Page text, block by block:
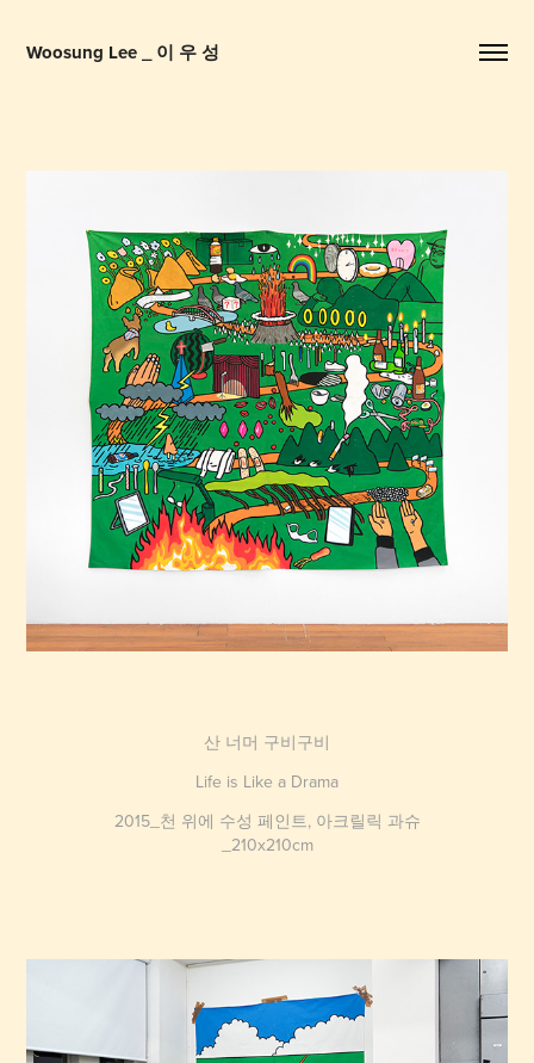
Woosung Lee _ 이 우 성
산 너머 구비구비
Life is Like a Drama
2015_천 위에 수성 페인트, 아크릴릭 과슈
_210x210cm